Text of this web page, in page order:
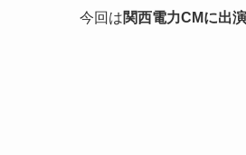
今回は関西電力CMに出